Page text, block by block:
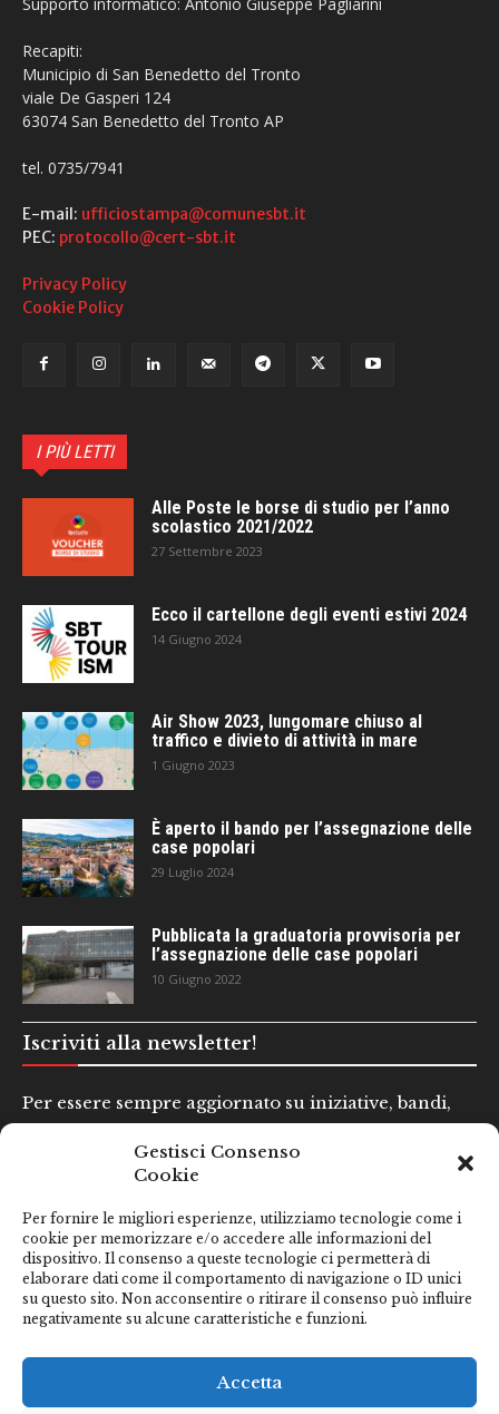
Gestisci Consenso
Cookie
Per fornire le migliori esperienze, utilizziamo tecnologie come i
cookie per memorizzare e/o accedere alle informazioni del
dispositivo. Il consenso a queste tecnologie ci permetterà di
elaborare dati come il comportamento di navigazione o ID unici
su questo sito. Non acconsentire o ritirare il consenso può influire
negativamente su alcune caratteristiche e funzioni.
Accetta
Recapiti:
Municipio di San Benedetto del Tronto
viale De Gasperi 124
63074 San Benedetto del Tronto AP
tel. 0735/7941
E-mail: ufficiostampa@comunesbt.it
PEC: protocollo@cert-sbt.it
Privacy Policy
Cookie Policy
I PIÙ LETTI
Alle Poste le borse di studio per l’anno
scolastico 2021/2022
27 Settembre 2023
Ecco il cartellone degli eventi estivi 2024
14 Giugno 2024
Air Show 2023, lungomare chiuso al
traffico e divieto di attività in mare
1 Giugno 2023
È aperto il bando per l’assegnazione delle
case popolari
29 Luglio 2024
Pubblicata la graduatoria provvisoria per
l’assegnazione delle case popolari
10 Giugno 2022
Iscriviti alla newsletter!
Per essere sempre aggiornato su iniziative, bandi,
Email*